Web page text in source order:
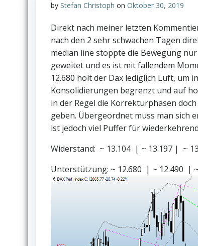
by Stefan Christoph on Oktober 30, 2019
Direkt nach meiner letzten
nach den 2 sehr schwachen Tagen
median line stoppte die Bewegung
geweitet und es ist mit fallendem
12.680 holt der Dax lediglich Luft, um
Konsolidierungen begrenzt und auf
in der Regel die Korrekturphasen
geben. Übergeordnet muss man sich
ist jedoch viel Puffer für
Widerstand: ~ 13.104 | ~ 13.197 | ~
Unterstützung: ~ 12.680 | ~ 12.490 |